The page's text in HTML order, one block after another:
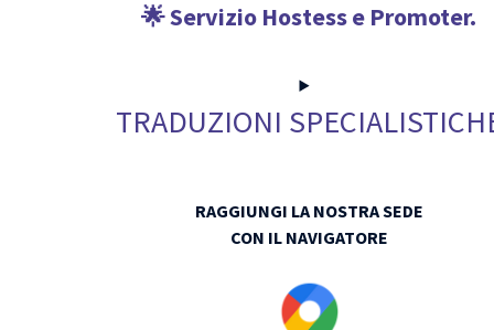
🌟 Servizio Hostess e Promoter.
TRADUZIONI
RAGGIUNGI LA NOSTRA SEDE
CON IL NAVIGATORE